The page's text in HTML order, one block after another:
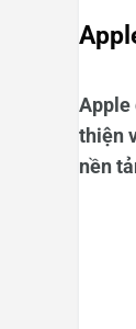
Apple
thiện
nền